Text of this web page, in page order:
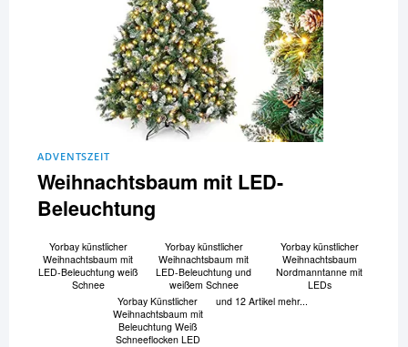
ADVENTSZEIT
Weihnachtsbaum mit LED-
Beleuchtung
Yorbay künstlicher
Weihnachtsbaum mit
LED-Beleuchtung weiß
Schnee
Yorbay künstlicher
Weihnachtsbaum mit
LED-Beleuchtung und
weißem Schnee
Yorbay künstlicher
Weihnachtsbaum
Nordmanntanne mit
LEDs
Yorbay Künstlicher
Weihnachtsbaum mit
Beleuchtung Weiß
Schneeflocken LED
und 12 Artikel mehr...